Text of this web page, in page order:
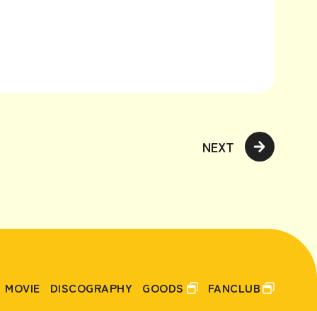
NEXT
MOVIE DISCOGRAPHY GOODS FANCLUB